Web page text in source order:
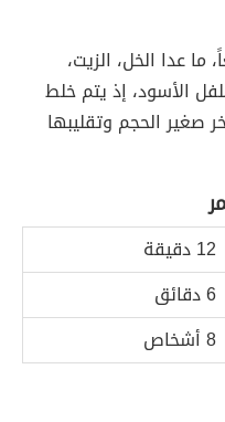
عدا الخل، الزيت،
الأسود، إذ يتم خلط
الحجم وتقليبها
12 دقيقة
6 دقائق
8 أشخاص